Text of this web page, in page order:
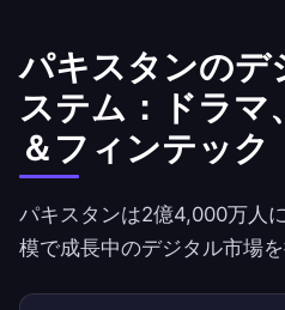
パキスタンのデ
ステム：ドラマ
＆フィンテック
パキスタンは2億4,000万人
模で成長中のデジタル市場